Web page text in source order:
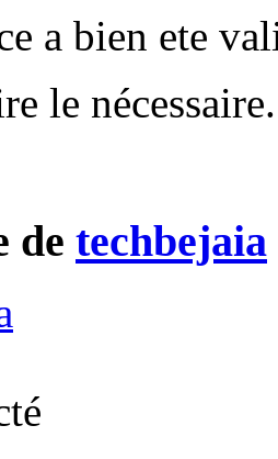
a bien ete
le
de techbejaia